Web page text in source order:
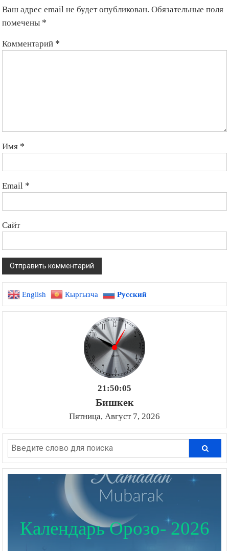
Ваш адрес email не будет опубликован. Обязательные поля
помечены *
Комментарий *
Имя *
Email *
Сайт
English Кыргызча Русский
21:50:06
Бишкек
Пятница, Август 7, 2026
Календарь Орозо- 2026